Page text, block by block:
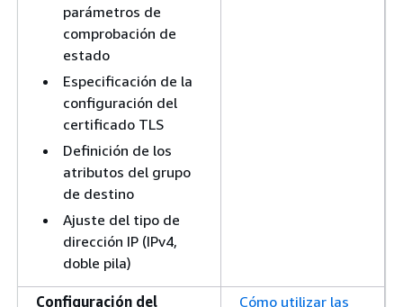
parámetros de
comprobación de
estado
Especificación de la
configuración del
certificado TLS
Definición de los
atributos del grupo
de destino
Ajuste del tipo de
dirección IP (IPv4,
doble pila)
Configuración del
Cómo utilizar las